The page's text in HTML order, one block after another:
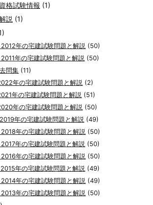
格試験情報 (1)
説 (1)
年の宅建試験問題と解説 (50)
年の宅建試験問題と解説 (50)
問集 (11)
年の宅建試験問題と解説 (2)
年の宅建試験問題と解説 (51)
年の宅建試験問題と解説 (50)
年の宅建試験問題と解説 (49)
年の宅建試験問題と解説 (50)
年の宅建試験問題と解説 (50)
年の宅建試験問題と解説 (50)
年の宅建試験問題と解説 (49)
年の宅建試験問題と解説 (49)
年の宅建試験問題と解説 (50)